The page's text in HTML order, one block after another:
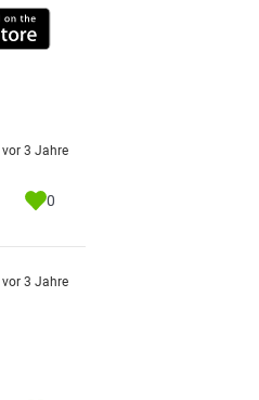
vor 3 Jahre
0
vor 3 Jahre